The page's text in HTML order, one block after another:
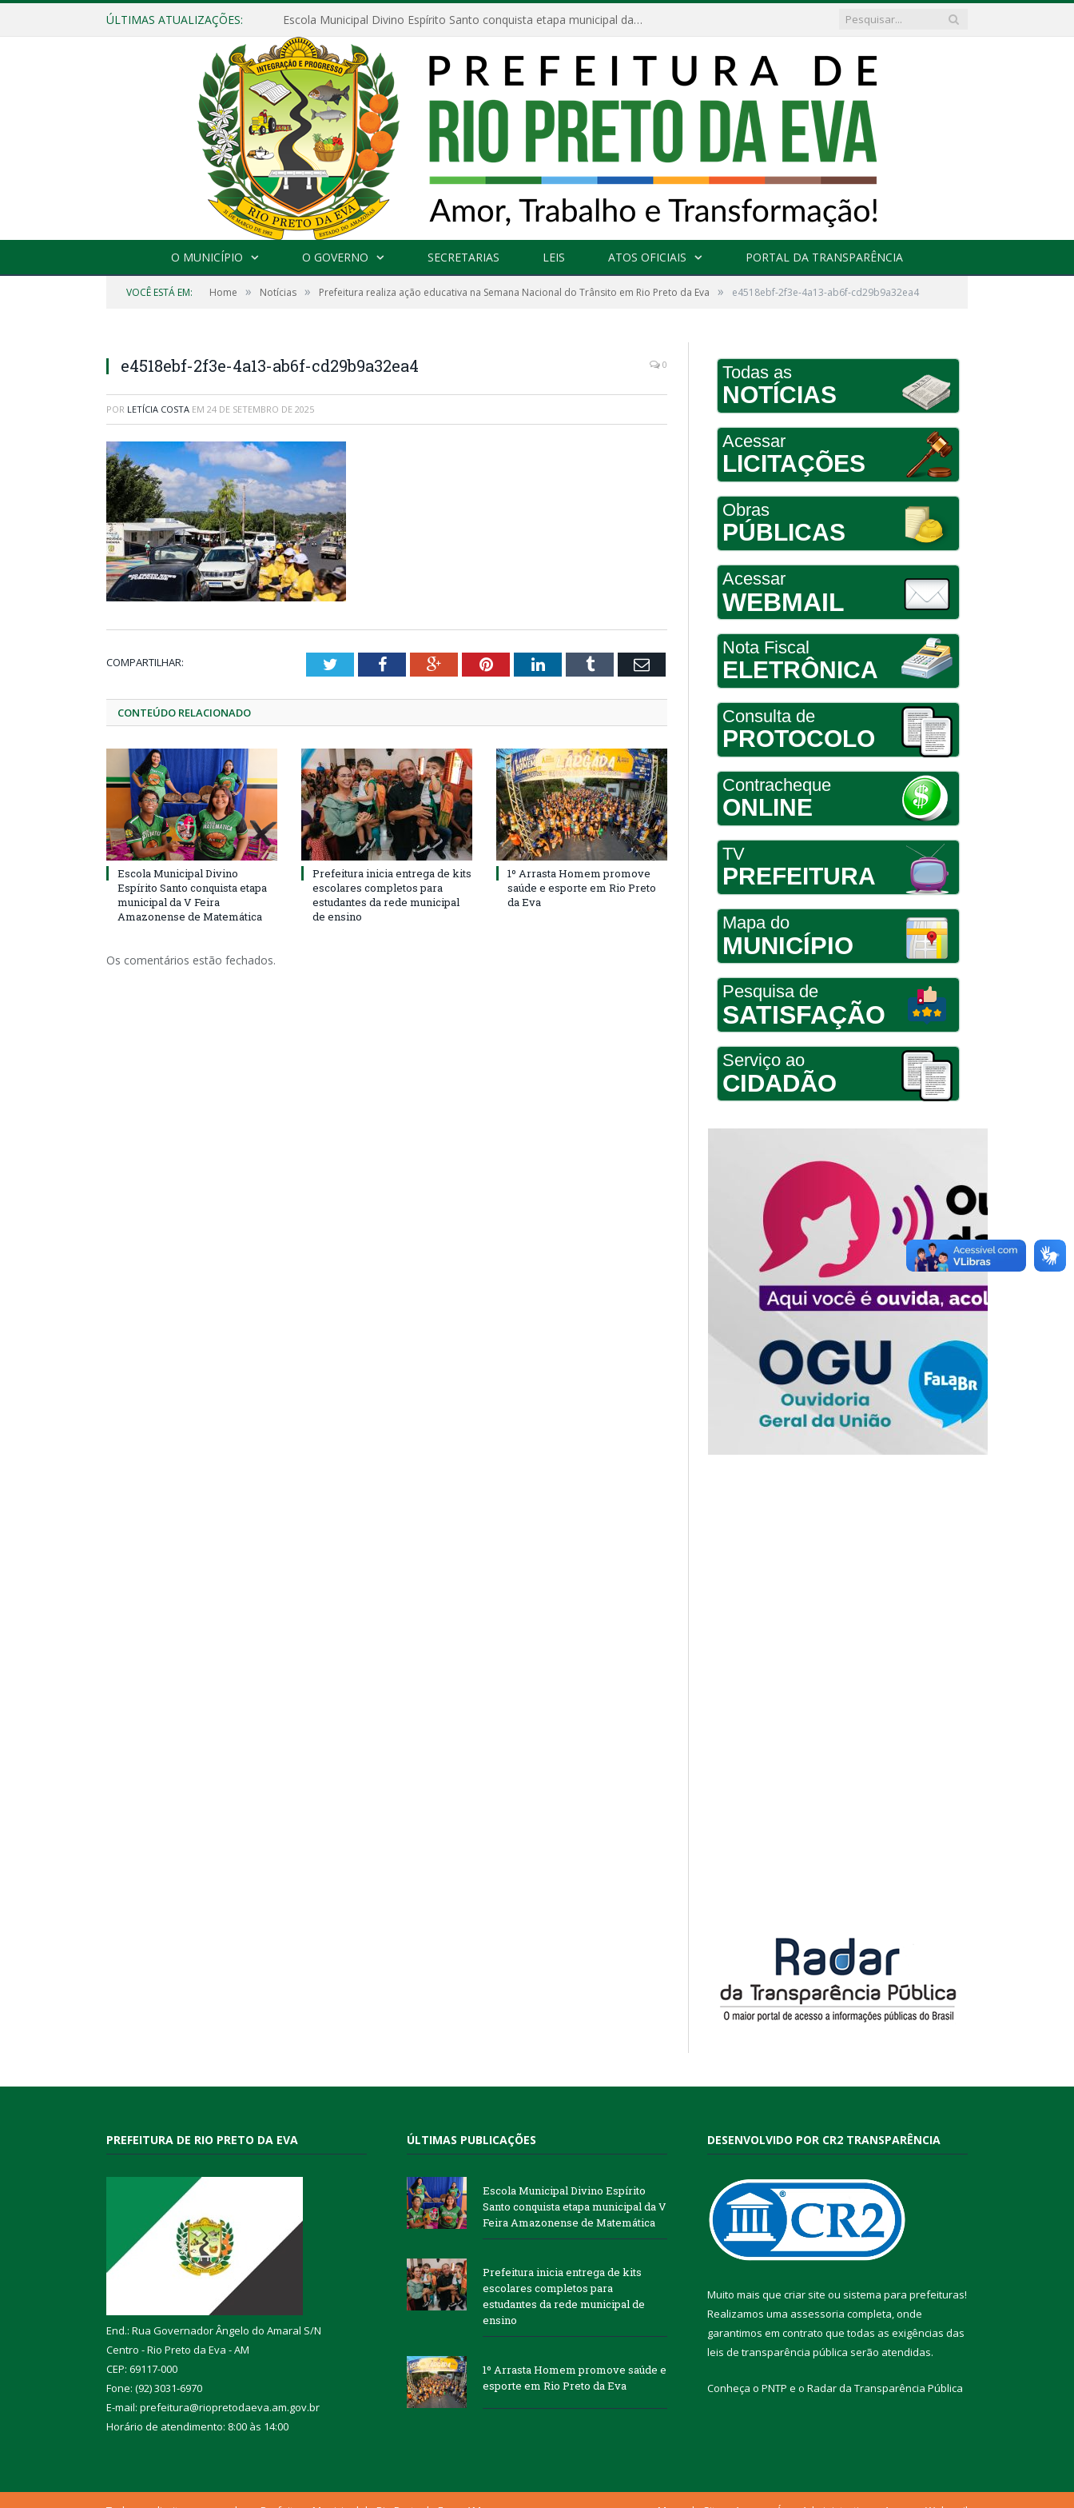
ÚLTIMAS ATUALIZAÇÕES: Escola Municipal Divino Espírito Santo conquista etapa municipal da V Feira Amazonense de Matemática
O MUNICÍPIO O GOVERNO SECRETARIAS LEIS ATOS OFICIAIS PORTAL DA TRANSPARÊNCIA
VOCÊ ESTÁ EM: Home » Notícias » Prefeitura realiza ação educativa na Semana Nacional do Trânsito em Rio Preto da Eva » e4518ebf-2f3e-4a13-ab6f-cd29b9a32ea4
e4518ebf-2f3e-4a13-ab6f-cd29b9a32ea4 0
POR LETÍCIA COSTA EM 24 DE SETEMBRO DE 2025
COMPARTILHAR: TwitterFacebookGoogle+PinterestLinkedInTumblr Email
CONTEÚDO RELACIONADO
Escola Municipal Divino
Espírito Santo conquista etapa
municipal da V Feira
Amazonense de Matemática
Prefeitura inicia entrega de kits
escolares completos para
estudantes da rede municipal
de ensino
1º Arrasta Homem promove
saúde e esporte em Rio Preto
da Eva
Os comentários estão fechados.
Todas as
NOTÍCIAS
Acessar
LICITAÇÕES
Obras
PÚBLICAS
Acessar
WEBMAIL
Nota Fiscal
ELETRÔNICA
Consulta de
PROTOCOLO
Contracheque
ONLINE
TV
PREFEITURA
Mapa do
MUNICÍPIO
Pesquisa de
SATISFAÇÃO
Serviço ao
CIDADÃO
PREFEITURA DE RIO PRETO DA EVA
End.: Rua Governador Ângelo do Amaral S/N
Centro - Rio Preto da Eva - AM
CEP: 69117-000
Fone: (92) 3031-6970
E-mail: prefeitura@riopretodaeva.am.gov.br
Horário de atendimento: 8:00 às 14:00
ÚLTIMAS PUBLICAÇÕES
Escola Municipal Divino Espírito
Santo conquista etapa municipal da V
Feira Amazonense de Matemática
Prefeitura inicia entrega de kits
escolares completos para
estudantes da rede municipal de
ensino
1º Arrasta Homem promove saúde e
esporte em Rio Preto da Eva
DESENVOLVIDO POR CR2 TRANSPARÊNCIA
Muito mais que criar site ou sistema para prefeituras!
Realizamos uma assessoria completa, onde
garantimos em contrato que todas as exigências das
leis de transparência pública serão atendidas.
Conheça o PNTP e o Radar da Transparência Pública